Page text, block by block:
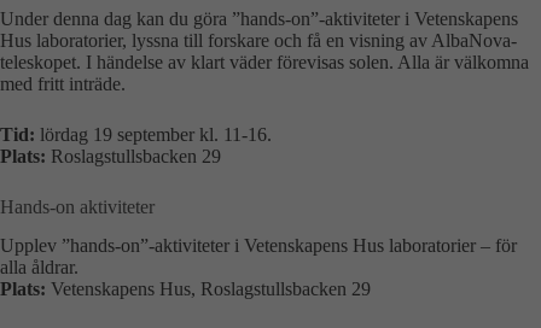
Under denna dag kan du göra ”hands-on”-aktiviteter i Vetenskapens
Hus laboratorier, lyssna till forskare och få en visning av AlbaNova-
teleskopet. I händelse av klart väder förevisas solen. Alla är välkomna
med fritt inträde.
Tid: lördag 19 september kl. 11-16.
Plats: Roslagstullsbacken 29
Hands-on aktiviteter
Upplev ”hands-on”-aktiviteter i Vetenskapens Hus laboratorier – för
alla åldrar.
Plats: Vetenskapens Hus, Roslagstullsbacken 29